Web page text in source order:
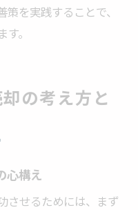
を実践することで、
。
の考え方と
心構え
させるためには、まず